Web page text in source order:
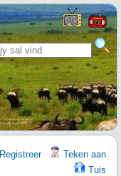
Registreer
Teken aan
Tuis